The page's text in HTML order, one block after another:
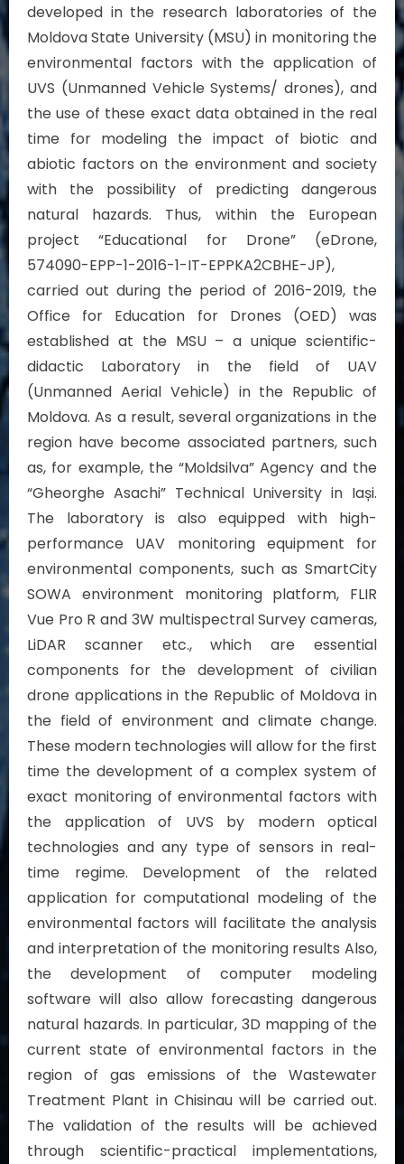
developed in the research laboratories of the
Moldova State University (MSU) in monitoring the
environmental factors with the application of
UVS (Unmanned Vehicle Systems/ drones), and
the use of these exact data obtained in the real
time for modeling the impact of biotic and
abiotic factors on the environment and society
with the possibility of predicting dangerous
natural hazards. Thus, within the European
project “Educational for Drone” (eDrone,
574090-EPP-1-2016-1-IT-EPPKA2CBHE-JP),
carried out during the period of 2016-2019, the
Office for Education for Drones (OED) was
established at the MSU – a unique scientific-
didactic Laboratory in the field of UAV
(Unmanned Aerial Vehicle) in the Republic of
Moldova. As a result, several organizations in the
region have become associated partners, such
as, for example, the “Moldsilva” Agency and the
“Gheorghe Asachi” Technical University in Iași.
The laboratory is also equipped with high-
performance UAV monitoring equipment for
environmental components, such as SmartCity
SOWA environment monitoring platform, FLIR
Vue Pro R and 3W multispectral Survey cameras,
LiDAR scanner etc., which are essential
components for the development of civilian
drone applications in the Republic of Moldova in
the field of environment and climate change.
These modern technologies will allow for the first
time the development of a complex system of
exact monitoring of environmental factors with
the application of UVS by modern optical
technologies and any type of sensors in real-
time regime. Development of the related
application for computational modeling of the
environmental factors will facilitate the analysis
and interpretation of the monitoring results Also,
the development of computer modeling
software will also allow forecasting dangerous
natural hazards. In particular, 3D mapping of the
current state of environmental factors in the
region of gas emissions of the Wastewater
Treatment Plant in Chisinau will be carried out.
The validation of the results will be achieved
through scientific-practical implementations,